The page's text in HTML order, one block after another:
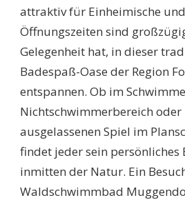
attraktiv für Einheimische
Öffnungszeiten sind
Gelegenheit hat, in dieser
Badespaß-Oase der Region
entspannen. Ob im
Nichtschwimmerbereich oder
ausgelassenen Spiel im
findet jeder sein persönliches
inmitten der Natur. Ein
Waldschwimmbad